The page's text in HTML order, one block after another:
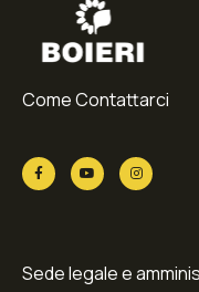
Come Contattarci
Sede legale e